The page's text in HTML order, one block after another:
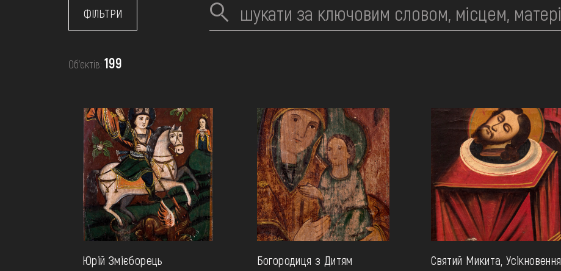
ПОСЛУГИ
ФІЛЬТРИ
Об’єктів: 199
Юрій Змієборець
Богородиця з Дитям
Святий Микита, Усікновення